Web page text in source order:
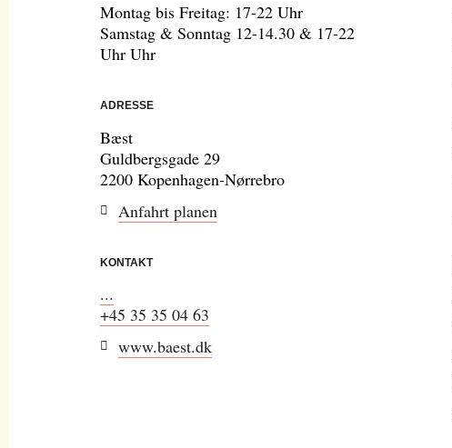
Montag bis Freitag: 17-22 Uhr
Samstag & Sonntag 12-14.30 & 17-22
Uhr Uhr
ADRESSE
Bæst
Guldbergsgade 29
2200 Kopenhagen-Nørrebro
Anfahrt planen
KONTAKT
...
+45 35 35 04 63
www.baest.dk